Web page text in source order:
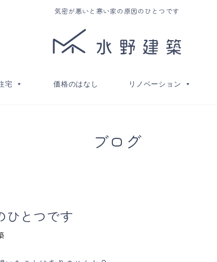
気密が悪いと寒い家の原因のひとつです
宅 価格のはなし リノベーション
ブログ
ひとつです